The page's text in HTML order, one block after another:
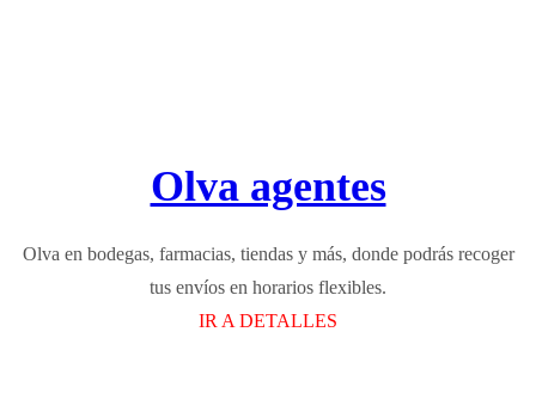
Olva agentes
Olva en bodegas, farmacias, tiendas y más, donde podrás recoger
tus envíos en horarios flexibles.
IR A DETALLES